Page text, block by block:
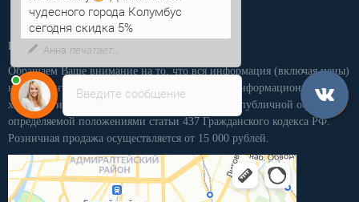
Производственная компания «ПКММ»
Обращаем Ваше внимание на то, что вся информация (включая цены)
на этом интернет-сайте носит исключительно информационный
характер, и ни при каких условиях не является публичной офертой,
определяемой положениями статьи 437 Гражданского кодекса РФ.
Розничная продажа осуществляется от 15 000 рублей.
Введите сообщение
Я Вас вижу
Для жителей
чудесного города Колумбус
сегодня скидка 5%